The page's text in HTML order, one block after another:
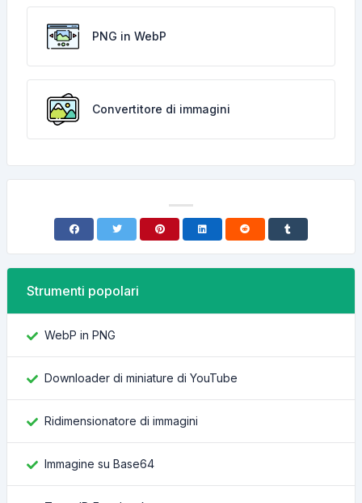
PNG in WebP
Convertitore di immagini
Strumenti popolari
WebP in PNG
Downloader di miniature di YouTube
Ridimensionatore di immagini
Immagine su Base64